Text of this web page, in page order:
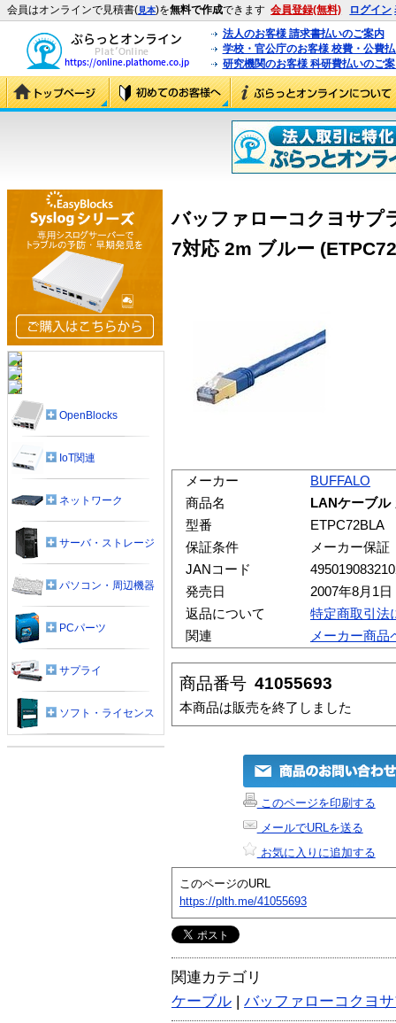
会員はオンラインで見積書(見本)を無料で作成できます 会員登録(無料) ログイン
法人のお客様 請求書払いのご案内
学校・官公庁のお客様 校費・公費
研究機関のお客様 科研費払いのご
バッファローコクヨサプ
7対応 2m ブルー
メーカー
BUFFALO
商品名
LANケーブル
型番
ETPC72BLA
保証条件
メーカー保証
JANコード
発売日
2007年8月1日
返品について
特定商取引法
関連
メーカー商品
商品番号 41055693
本商品は販売を終了しました
このページを印刷する
メールでURLを送る
お気に入りに追加する
このページのURL
https://plth.me/41055693
関連カテゴリ
ケーブル | バッファローコクヨ
OpenBlocks
IoT関連
ネットワーク
サーバ・ストレージ
パソコン・周辺機器
PCパーツ
サプライ
ソフト・ライセンス